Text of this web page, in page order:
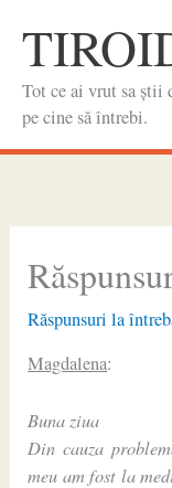
content
Tot ce ai vrut sa știi
pe cine să întrebi.
Răspunsuri la
Magdalena:
Buna ziua
Din cauza
meu am fost la